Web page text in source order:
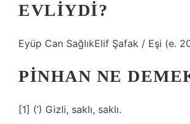
EVLIYDI?
Eyüp Can SağlıkElif Şafak / Eşi (e.
PINHAN NE
[1] (‘) Gizli, saklı, saklı.